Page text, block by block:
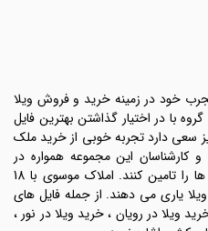
خود در زمینه خرید و فروش ویلا
با در اختیار گذاشتن بهترین فایل
سعی دارد تجربه خوبی از خرید ملک
کارشناسان این مجموعه همواره در
تلاش هستند رضایت طرفین معامله ها را تامین کنند. املاک موسوی با 18
یاری می دهند. از جمله فایل های
ویلا در رویان ، خرید ویلا در نور ،